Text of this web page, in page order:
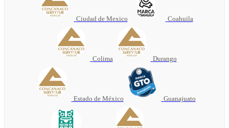
Ciudad de Mexico Coahuila
Colima Durango
Estado de México Guanajuato